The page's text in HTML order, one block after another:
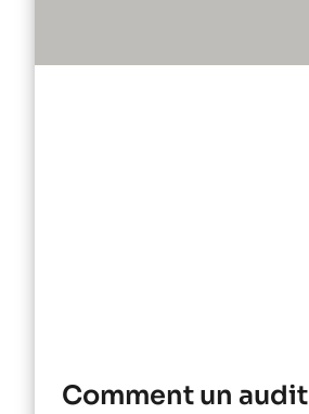
Comment un audit